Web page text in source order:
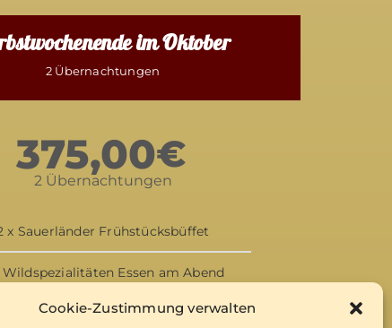
Cookie-Zustimmung verwalten
im Oktober
2 Übernachtungen
375,00€
2 Übernachtungen
x Sauerländer Frühstücksbüffet
Wildspezialitäten Essen am Abend
Sauerland Card